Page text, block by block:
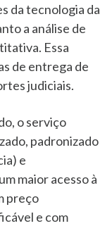
da tecnologia da
a análise de
Essa
de entrega de
judiciais.
o serviço
padronizado
e
maior acesso à
preço
e com